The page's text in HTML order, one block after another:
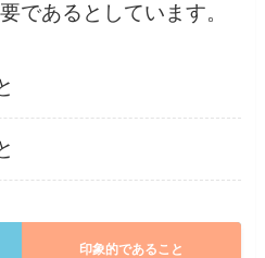
であるとしています。
印象的であること